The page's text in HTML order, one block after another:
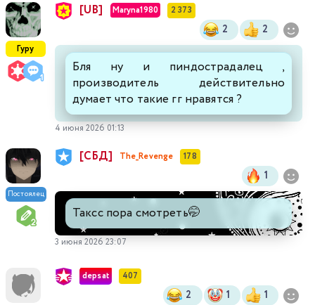
Гуру
[UB] Maryna1980 2 373
2 2
Бля ну и пиндострадалец ,
производитель действительно
думает что такие гг нравятся ?
4 июня 2026 01:13
Постоялец
[СБД] The_Revenge 178
1
Таксс пора смотреть🤭
3 июня 2026 23:07
depsat 407
2 1 1